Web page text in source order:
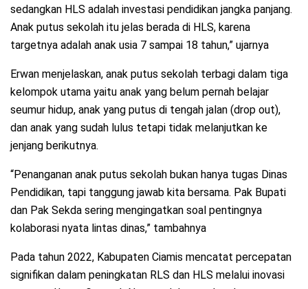
sedangkan HLS adalah investasi pendidikan jangka panjang.
Anak putus sekolah itu jelas berada di HLS, karena
targetnya adalah anak usia 7 sampai 18 tahun,” ujarnya
Erwan menjelaskan, anak putus sekolah terbagi dalam tiga
kelompok utama yaitu anak yang belum pernah belajar
seumur hidup, anak yang putus di tengah jalan (drop out),
dan anak yang sudah lulus tetapi tidak melanjutkan ke
jenjang berikutnya.
“Penanganan anak putus sekolah bukan hanya tugas Dinas
Pendidikan, tapi tanggung jawab kita bersama. Pak Bupati
dan Pak Sekda sering mengingatkan soal pentingnya
kolaborasi nyata lintas dinas,” tambahnya
Pada tahun 2022, Kabupaten Ciamis mencatat percepatan
signifikan dalam peningkatan RLS dan HLS melalui inovasi